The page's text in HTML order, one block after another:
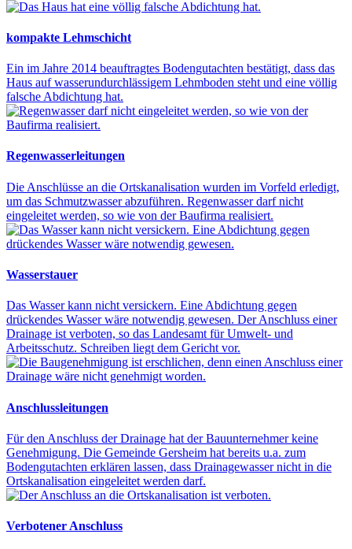
kompakte Lehmschicht
Ein im Jahre 2014 beauftragtes Bodengutachten bestätigt, dass das
Haus auf wasserundurchlässigem Lehmboden steht und eine völlig
falsche Abdichtung hat.
Regenwasserleitungen
Die Anschlüsse an die Ortskanalisation wurden im Vorfeld erledigt,
um das Schmutzwasser abzuführen. Regenwasser darf nicht
eingeleitet werden, so wie von der Baufirma realisiert.
Wasserstauer
Das Wasser kann nicht versickern. Eine Abdichtung gegen
drückendes Wasser wäre notwendig gewesen. Der Anschluss einer
Drainage ist verboten, so das Landesamt für Umwelt- und
Arbeitsschutz. Schreiben liegt dem Gericht vor.
Anschlussleitungen
Für den Anschluss der Drainage hat der Bauunternehmer keine
Genehmigung. Die Gemeinde Gersheim hat bereits u.a. zum
Bodengutachten erklären lassen, dass Drainagewasser nicht in die
Ortskanalisation eingeleitet werden darf.
Verbotener Anschluss